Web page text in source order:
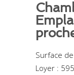
Surface
Loyer :